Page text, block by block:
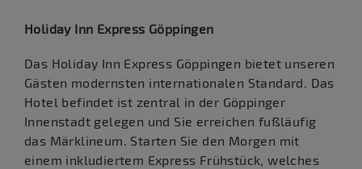
Holiday Inn Express Göppingen
Das Holiday Inn Express Göppingen bietet unseren
Gästen modernsten internationalen Standard. Das
Hotel befindet ist zentral in der Göppinger
Innenstadt gelegen und Sie erreichen fußläufig
das Märklineum. Starten Sie den Morgen mit
einem inkludiertem Express Frühstück, welches